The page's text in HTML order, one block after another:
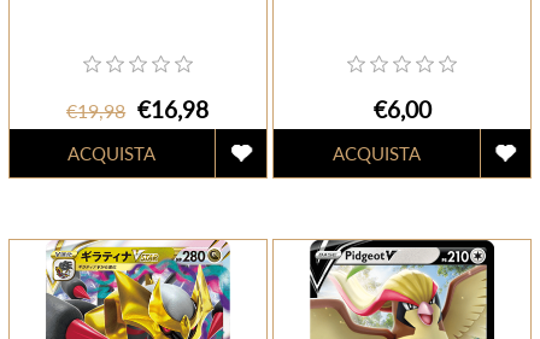
€19,98 €16,98 €6,00